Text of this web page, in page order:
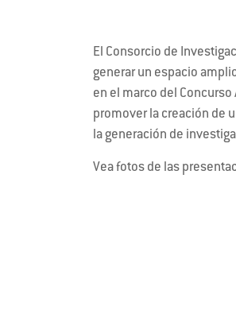
El Consorcio de
generar un espacio
en el marco del
promover la creación de
la generación de
Vea fotos de las